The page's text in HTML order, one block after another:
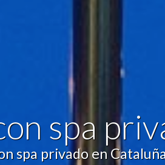
spa
spa privado en
análisis del comportamiento de los
para la elaboración de perfiles de
mejoras en función del análisis de los
Permiten guardar la información de
de nuestros servicios y para ofrecer
recomendados.